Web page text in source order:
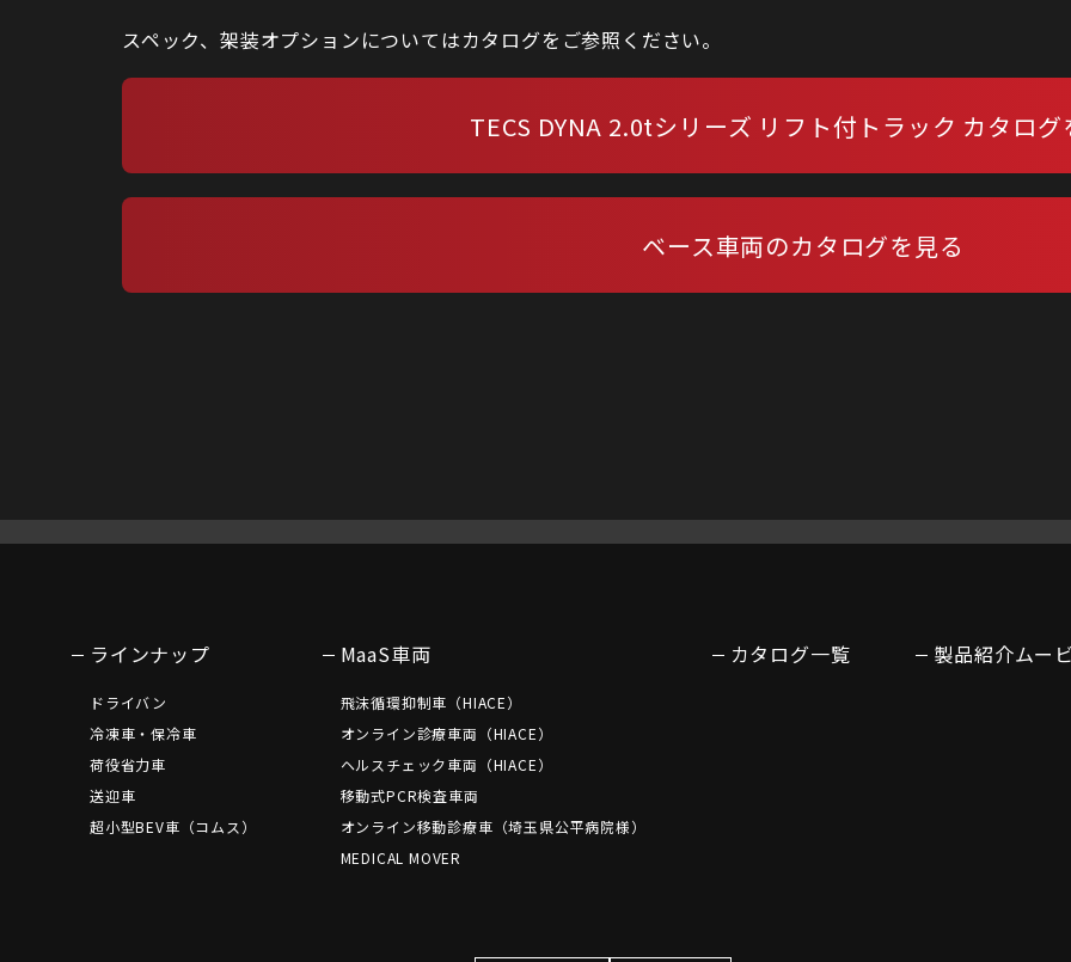
スペック、架装オプションについてはカタログをご参照ください。
TECS DYNA 2.0tシリーズ リフト付トラック カタログ
ベース車両のカタログを見る
ラインナップ
ドライバン
冷凍車・保冷車
荷役省力車
送迎車
超小型BEV車（コムス）
MaaS車両
飛沫循環抑制車（HIACE）
オンライン診療車両（HIACE）
ヘルスチェック車両（HIACE）
移動式PCR検査車両
オンライン移動診療車（埼玉県公平病院様）
MEDICAL MOVER
カタログ一覧 製品紹介ムー